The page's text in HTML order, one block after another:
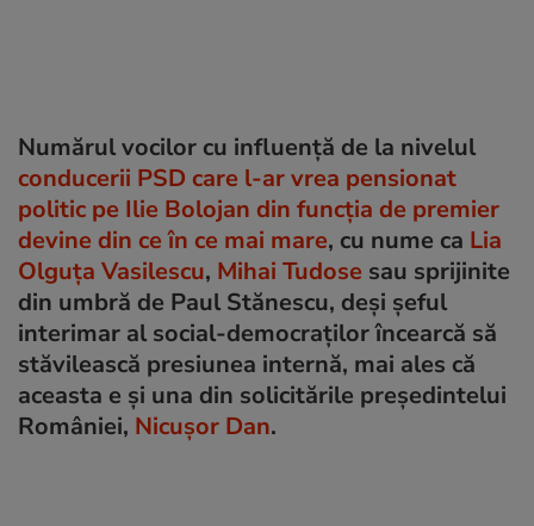
Numărul vocilor cu influență de la nivelul
conducerii PSD care l-ar vrea pensionat
politic pe Ilie Bolojan din funcția de premier
devine din ce în ce mai mare, cu nume ca Lia
Olguța Vasilescu, Mihai Tudose sau sprijinite
din umbră de Paul Stănescu, deși șeful
interimar al social-democraților încearcă să
stăvilească presiunea internă, mai ales că
aceasta e și una din solicitările președintelui
României, Nicușor Dan.